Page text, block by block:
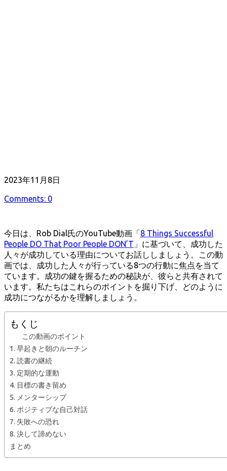
公
日
2023年11月8日
Comments: 0
今日は、Rob Dial氏のYouTube動画「8 Things Successful
People DO That Poor People DON’T 」に基づいて、成功した
人々が成功している理由についてお話ししましょう。この動
画では、成功した人々が行っている8つの行動に焦点を当て
ています。成功の鍵を握るための秘訣が、彼らと共有されて
います。私たちはこれらのポイントを掘り下げ、どのように
成功につながるかを理解しましょう。
もくじ
この動画のポイント
1. 早起きと朝のルーチン
2. 読書の継続
3. 定期的な運動
4. 目標の書き留め
5. メンターシップ
6. ポジティブな自己対話
7. 失敗への恐れ
8. 決して諦めない
まとめ